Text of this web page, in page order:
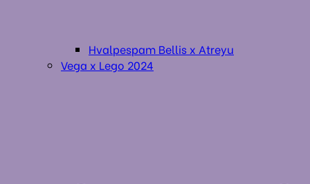
Hvalpespam Bellis x Atreyu
Vega x Lego 2024